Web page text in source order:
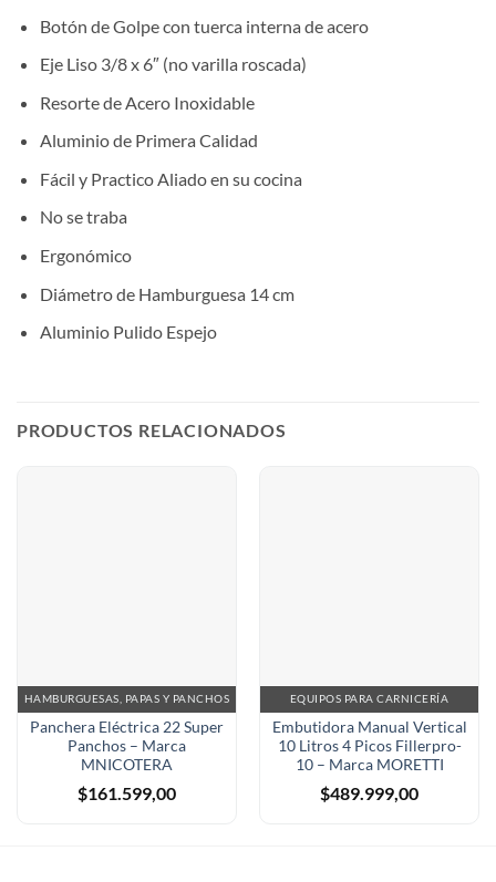
Botón de Golpe con tuerca interna de acero
Eje Liso 3/8 x 6″ (no varilla roscada)
Resorte de Acero Inoxidable
Aluminio de Primera Calidad
Fácil y Practico Aliado en su cocina
No se traba
Ergonómico
Diámetro de Hamburguesa 14 cm
Aluminio Pulido Espejo
PRODUCTOS RELACIONADOS
HAMBURGUESAS, PAPAS Y PANCHOS
Panchera Eléctrica 22 Super
Panchos – Marca
MNICOTERA
$161.599,00
EQUIPOS PARA CARNICERÍA
Embutidora Manual Vertical
10 Litros 4 Picos Fillerpro-
10 – Marca MORETTI
$489.999,00